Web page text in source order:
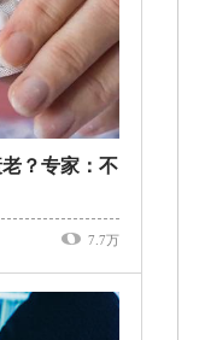
？专家：不
7.7万